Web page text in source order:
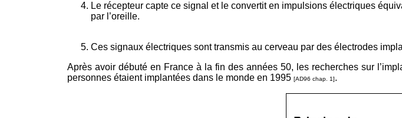
Le récepteur capte ce signal et le convertit en impulsions électriques
par l’oreille.
Ces signaux électriques sont transmis au cerveau par des électrodes
Après avoir débuté en France à la fin des années 50, les recherches sur
personnes étaient implantées dans le monde en 1995 [AD96 chap. 1].